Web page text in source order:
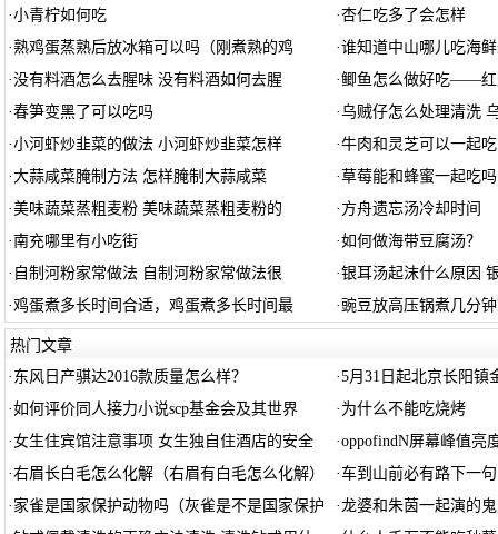
·小青柠如何吃 ·杏仁吃多了会怎样
·熟鸡蛋蒸熟后放冰箱可以吗（刚煮熟的鸡 ·谁知道中山哪儿吃海
·没有料酒怎么去腥味 没有料酒如何去腥 ·鲫鱼怎么做好吃——红
·春笋变黑了可以吃吗 ·乌贼仔怎么处理清洗
·小河虾炒韭菜的做法 小河虾炒韭菜怎样 ·牛肉和灵芝可以一起
·大蒜咸菜腌制方法 怎样腌制大蒜咸菜 ·草莓能和蜂蜜一起吃吗
·美味蔬菜蒸粗麦粉 美味蔬菜蒸粗麦粉的 · 方舟遗忘汤冷却时间
·南充哪里有小吃街 ·如何做海带豆腐汤？
· 自制河粉家常做法 自制河粉家常做法很 ·银耳汤起沫什么原因
·鸡蛋煮多长时间合适，鸡蛋煮多长时间最 · 豌豆放高压锅煮几分
热门文章
· 东风日产骐达2016款质量怎么样？ ·5月31日起北京长阳镇
·如何评价同人接力小说scp基金会及其世界 · 为什么不能吃烧烤
·女生住宾馆注意事项 女生独自住酒店的安全 ·oppofindN屏幕峰值亮
·右眉长白毛怎么化解（右眉有白毛怎么化解） ·车到山前必有路下一
· 家雀是国家保护动物吗（灰雀是不是国家保护 ·龙婆和朱茵一起演的